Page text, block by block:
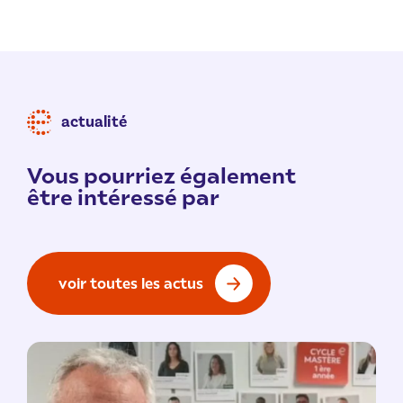
actualité
Vous pourriez également
être intéressé par
voir toutes les actus